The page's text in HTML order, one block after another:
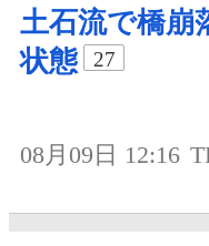
土石流で橋崩
状態
27
08月09日 12:16